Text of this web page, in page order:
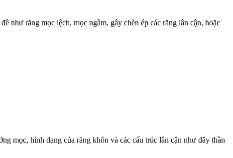
như răng mọc lệch, mọc ngầm, gây chèn ép các răng lân cận, hoặc
mọc, hình dạng của răng khôn và các cấu trúc lân cận như dây thần